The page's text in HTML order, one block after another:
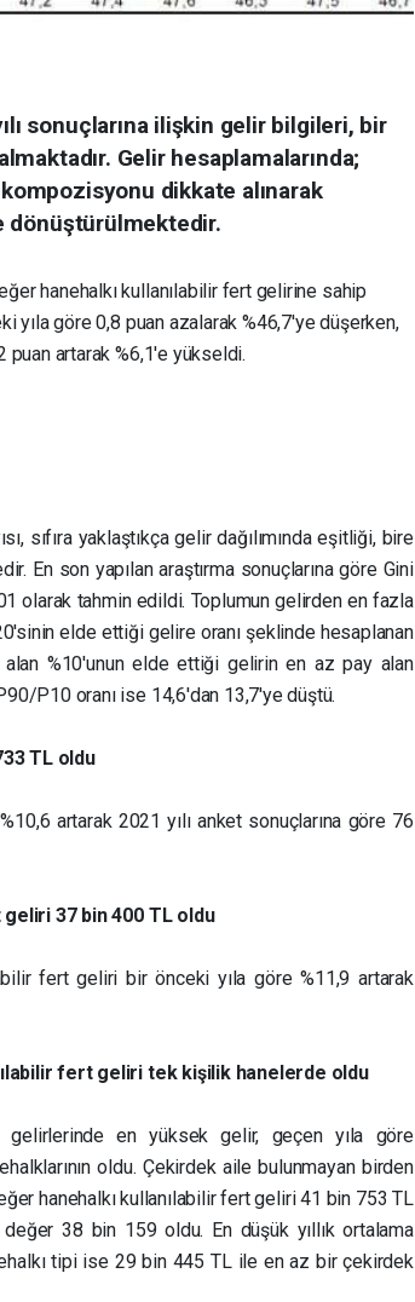
sonuçlarına ilişkin gelir bilgileri, bir
Gelir hesaplamalarında;
dikkate alınarak
dönüştürülmektedir.
hanehalkı kullanılabilir fert gelirine sahip
yıla göre 0,8 puan azalarak %46,7'ye düşerken,
puan artarak %6,1'e yükseldi.
sıfıra yaklaştıkça gelir dağılımında eşitliği, bire
En son yapılan araştırma sonuçlarına göre Gini
olarak tahmin edildi. Toplumun gelirden en fazla
elde ettiği gelire oranı şeklinde hesaplanan
%10'unun elde ettiği gelirin en az pay alan
P10 oranı ise 14,6'dan 13,7'ye düştü.
TL oldu
artarak 2021 yılı anket sonuçlarına göre 76
geliri 37 bin 400 TL oldu
fert geliri bir önceki yıla göre %11,9 artarak
fert geliri tek kişilik hanelerde oldu
gelirlerinde en yüksek gelir, geçen yıla göre
oldu. Çekirdek aile bulunmayan birden
hanehalkı kullanılabilir fert geliri 41 bin 753 TL
38 bin 159 oldu. En düşük yıllık ortalama
tipi ise 29 bin 445 TL ile en az bir çekirdek